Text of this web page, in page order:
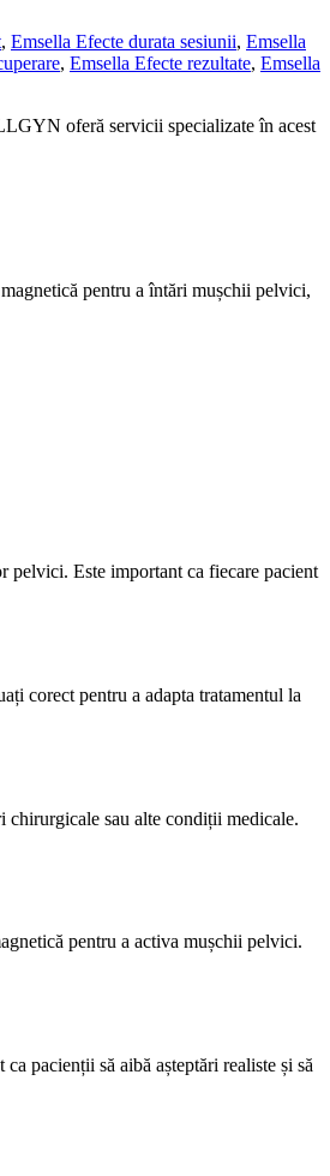
, Emsella Efecte durata sesiunii, Emsella
, Emsella Efecte rezultate, Emsella
oferă servicii specializate în acest
pentru a întări mușchii pelvici,
pelvici. Este important ca fiecare pacient
corect pentru a adapta tratamentul la
chirurgicale sau alte condiții medicale.
pentru a activa mușchii pelvici.
pacienții să aibă așteptări realiste și să